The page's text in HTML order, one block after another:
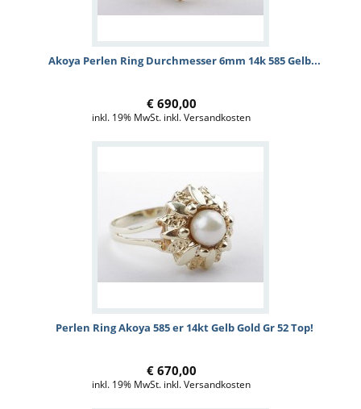
Akoya Perlen Ring Durchmesser 6mm 14k 585 Gelb...
€ 690,00
inkl. 19% MwSt. inkl. Versandkosten
Perlen Ring Akoya 585 er 14kt Gelb Gold Gr 52 Top!
€ 670,00
inkl. 19% MwSt. inkl. Versandkosten